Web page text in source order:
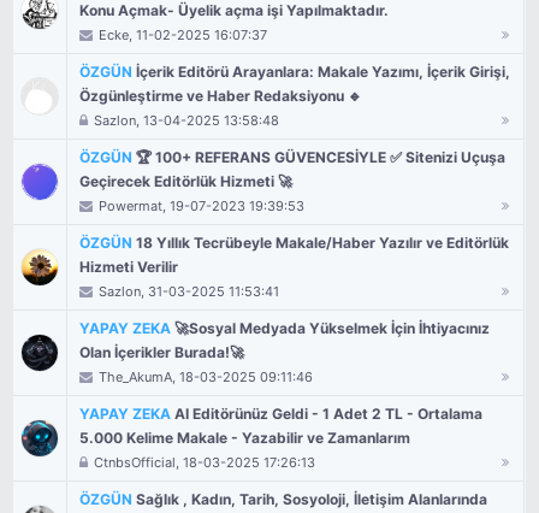
Konu Açmak- Üyelik açma işi Yapılmaktadır.
Ecke, 11-02-2025 16:07:37
ÖZGÜNİçerik Editörü Arayanlara: Makale Yazımı, İçerik Girişi,
Özgünleştirme ve Haber Redaksiyonu 🔹
Sazlon, 13-04-2025 13:58:48
ÖZGÜN🏆 100+ REFERANS GÜVENCESİYLE ✅ Sitenizi Uçuşa
Geçirecek Editörlük Hizmeti 🚀
Powermat, 19-07-2023 19:39:53
ÖZGÜN18 Yıllık Tecrübeyle Makale/Haber Yazılır ve Editörlük
Hizmeti Verilir
Sazlon, 31-03-2025 11:53:41
YAPAY ZEKA🚀Sosyal Medyada Yükselmek İçin İhtiyacınız
Olan İçerikler Burada!🚀
The_AkumA, 18-03-2025 09:11:46
YAPAY ZEKAAI Editörünüz Geldi - 1 Adet 2 TL - Ortalama
5.000 Kelime Makale - Yazabilir ve Zamanlarım
CtnbsOfficial, 18-03-2025 17:26:13
ÖZGÜNSağlık , Kadın, Tarih, Sosyoloji, İletişim Alanlarında